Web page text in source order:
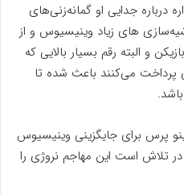
درباره جدایی او گمانه‌زنی‌های
های زیاد وینیسیوس و از
و البته رقم بسیار بالایی که
پرداخت می‌کنند باعث شده تا
پرس برای جایگزینی وینیسیوس
تلاش است این مهاجم نروژی را